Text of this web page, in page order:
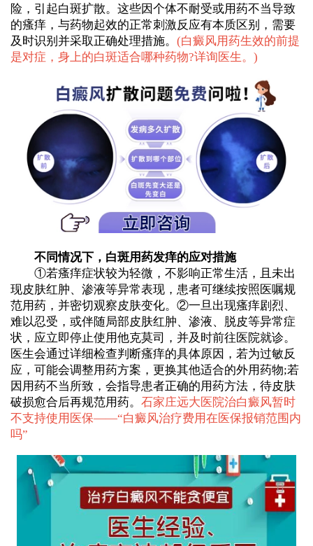
险，引起白斑扩散。这些因个体不耐受或用药不当导致
的瘙痒，与药物起效的正常刺激反应有本质区别，需要
及时识别并采取正确处理措施。 (白癜风用药生效的前提
是对症，身上的白斑适合哪种药物?详询医生。 )
不同情况下，白斑用药发痒的应对措施
①若瘙痒症状较为轻微，不影响正常生活，且未出
现皮肤红肿、渗液等异常表现，患者可继续按照医嘱规
范用药，并密切观察皮肤变化。②一旦出现瘙痒剧烈、
难以忍受，或伴随局部皮肤红肿、渗液、脱皮等异常症
状，应立即停止使用他克莫司，并及时前往医院就诊。
医生会通过详细检查判断瘙痒的具体原因，若为过敏反
应，可能会调整用药方案，更换其他适合的外用药物;若
因用药不当所致，会指导患者正确的用药方法，待皮肤
破损愈合后再规范用药。 石家庄远大医院治白癜风暂时
不支持使用医保——“白癜风治疗费用在医保报销范围内
吗”